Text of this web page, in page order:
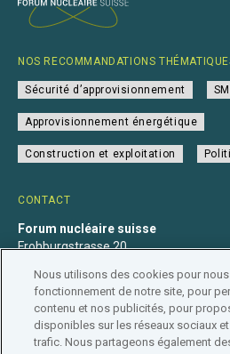
CONTACT
Forum nucléaire suisse
Frohburgstrasse 20
+41 31 560 36 50
info@nuklearforum.ch
NOS RECOMMANDATIONS
Sécurité d’approvisionnement
Approvisionnement énergétique
Construction et exploitation
Nous utilisons des cookies pour
fonctionnement de notre site, pour
contenu et nos publicités, pour
disponibles sur les réseaux sociaux
trafic. Nous partageons également